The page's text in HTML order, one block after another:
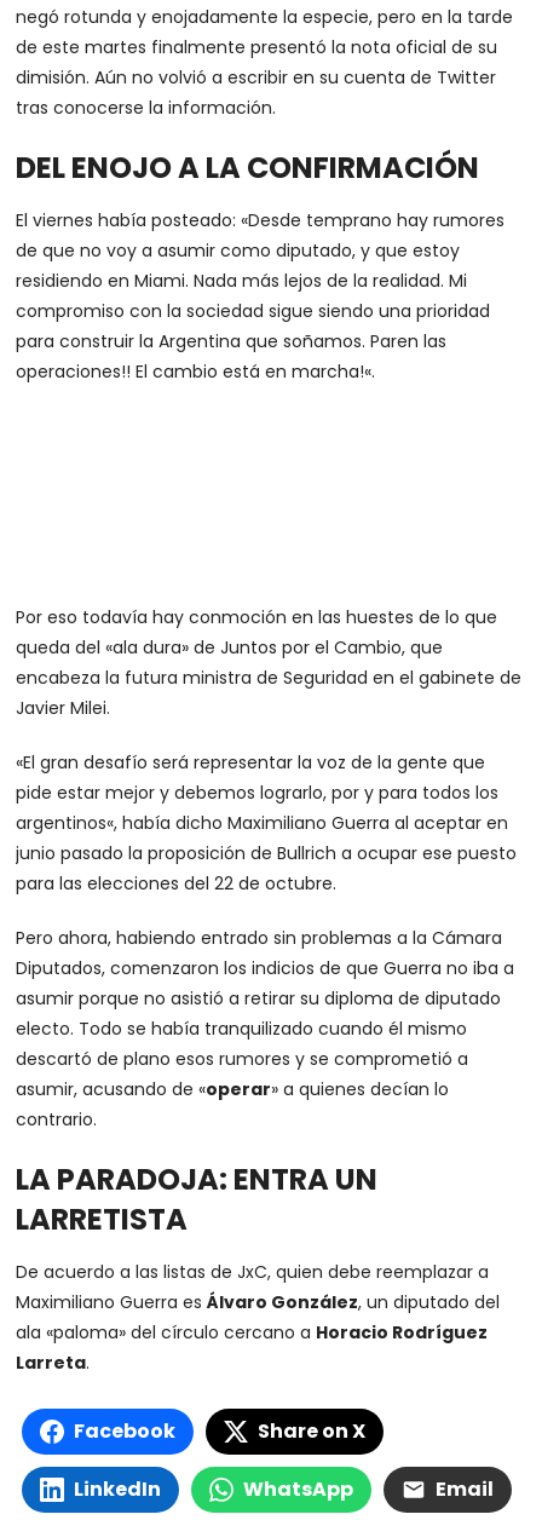
negó rotunda y enojadamente la especie, pero en la tarde
de este martes finalmente presentó la nota oficial de su
dimisión. Aún no volvió a escribir en su cuenta de Twitter
tras conocerse la información.
DEL ENOJO A LA CONFIRMACIÓN
El viernes había posteado: «Desde temprano hay rumores
de que no voy a asumir como diputado, y que estoy
residiendo en Miami. Nada más lejos de la realidad. Mi
compromiso con la sociedad sigue siendo una prioridad
para construir la Argentina que soñamos. Paren las
operaciones!! El cambio está en marcha!«.
Por eso todavía hay conmoción en las huestes de lo que
queda del «ala dura» de Juntos por el Cambio, que
encabeza la futura ministra de Seguridad en el gabinete de
Javier Milei.
«El gran desafío será representar la voz de la gente que
pide estar mejor y debemos lograrlo, por y para todos los
argentinos«, había dicho Maximiliano Guerra al aceptar en
junio pasado la proposición de Bullrich a ocupar ese puesto
para las elecciones del 22 de octubre.
Pero ahora, habiendo entrado sin problemas a la Cámara
Diputados, comenzaron los indicios de que Guerra no iba a
asumir porque no asistió a retirar su diploma de diputado
electo. Todo se había tranquilizado cuando él mismo
descartó de plano esos rumores y se comprometió a
asumir, acusando de «operar» a quienes decían lo
contrario.
LA PARADOJA: ENTRA UN
LARRETISTA
De acuerdo a las listas de JxC, quien debe reemplazar a
Maximiliano Guerra esÁlvaro González, un diputado del
ala «paloma» del círculo cercano a Horacio Rodríguez
Larreta.
Facebook Share on X
LinkedIn WhatsApp Email